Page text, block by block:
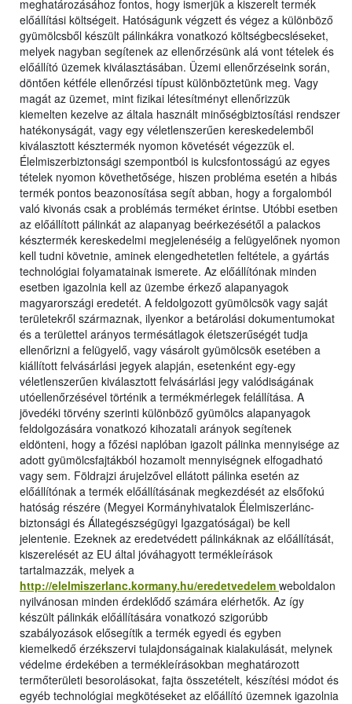
meghatározásához fontos, hogy ismerjük a kiszerelt termék
előállítási költségeit. Hatóságunk végzett és végez a különböző
gyümölcsből készült pálinkákra vonatkozó költségbecsléseket,
melyek nagyban segítenek az ellenőrzésünk alá vont tételek és
előállító üzemek kiválasztásában. Üzemi ellenőrzéseink során,
döntően kétféle ellenőrzési típust különböztetünk meg. Vagy
magát az üzemet, mint fizikai létesítményt ellenőrizzük
kiemelten kezelve az általa használt minőségbiztosítási rendszer
hatékonyságát, vagy egy véletlenszerűen kereskedelemből
kiválasztott késztermék nyomon követését végezzük el.
Élelmiszerbiztonsági szempontból is kulcsfontosságú az egyes
tételek nyomon követhetősége, hiszen probléma esetén a hibás
termék pontos beazonosítása segít abban, hogy a forgalomból
való kivonás csak a problémás terméket érintse. Utóbbi esetben
az előállított pálinkát az alapanyag beérkezésétől a palackos
késztermék kereskedelmi megjelenéséig a felügyelőnek nyomon
kell tudni követnie, aminek elengedhetetlen feltétele, a gyártás
technológiai folyamatainak ismerete. Az előállítónak minden
esetben igazolnia kell az üzembe érkező alapanyagok
magyarországi eredetét. A feldolgozott gyümölcsök vagy saját
területekről származnak, ilyenkor a betárolási dokumentumokat
és a területtel arányos termésátlagok életszerűségét tudja
ellenőrizni a felügyelő, vagy vásárolt gyümölcsök esetében a
kiállított felvásárlási jegyek alapján, esetenként egy-egy
véletlenszerűen kiválasztott felvásárlási jegy valódiságának
utóellenőrzésével történik a termékmérlegek felállítása. A
jövedéki törvény szerinti különböző gyümölcs alapanyagok
feldolgozására vonatkozó kihozatali arányok segítenek
eldönteni, hogy a főzési naplóban igazolt pálinka mennyisége az
adott gyümölcsfajtákból hozamolt mennyiségnek elfogadható
vagy sem. Földrajzi árujelzővel ellátott pálinka esetén az
előállítónak a termék előállításának megkezdését az elsőfokú
hatóság részére (Megyei Kormányhivatalok Élelmiszerlánc-
biztonsági és Állategészségügyi Igazgatóságai) be kell
jelentenie. Ezeknek az eredetvédett pálinkáknak az előállítását,
kiszerelését az EU által jóváhagyott termékleírások
tartalmazzák, melyek a
http://elelmiszerlanc.kormany.hu/eredetvedelem weboldalon
nyilvánosan minden érdeklődő számára elérhetők. Az így
készült pálinkák előállítására vonatkozó szigorúbb
szabályozások elősegítik a termék egyedi és egyben
kiemelkedő érzékszervi tulajdonságainak kialakulását, melynek
védelme érdekében a termékleírásokban meghatározott
termőterületi besorolásokat, fajta összetételt, készítési módot és
egyéb technológiai megkötéseket az előállító üzemnek igazolnia